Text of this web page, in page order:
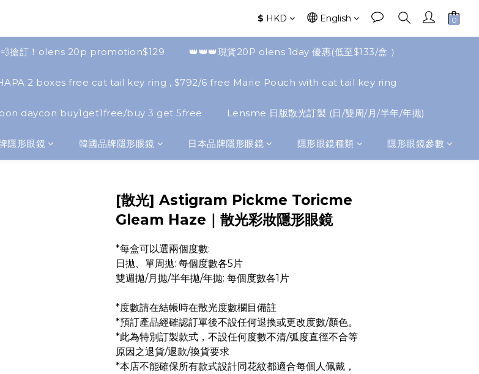
$ HKD English
💨搶訂！olens 20p promotion$129 👑👑👑現貨20P olens 1day 優惠(低至$133/盒 ）
2 boxes free cat tail key ring , $792/6 free Marie Pouch with cat tail key ring
daycon buy1get1free/buy 3 get 5free Lensme 日版散光訂製 (日/雙周/月/半年/年拋)
隱形眼鏡 韓國品牌隱形眼鏡 日本品牌隱形眼鏡 隱形眼鏡種類 隱形眼鏡參數
[散光] Astigram Pickme Toricme
Gleam Haze｜散光彩妝隱形眼鏡
*每盒可以選兩個度數:
日拋、單周拋: 每個度數各5片
雙週拋/月拋/半年拋/年拋: 每個度數各1片
*度數請在結帳時在散光度數欄目備註
*預訂產品經確認訂單後不設任何退換或更改度數/顏色。
*此為特別訂製款式，不設任何度數不清/弧度直徑不合等
原因之退貨/退款/換貨要求
*本店不能確保所有款式設計同花紋都適合每個人佩戴，